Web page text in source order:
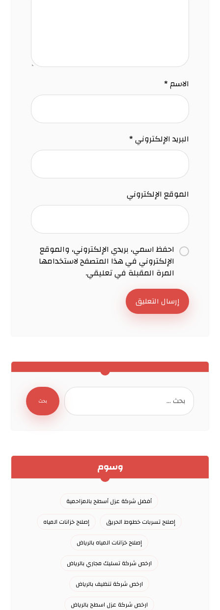
الاسم*
البريد الإلكتروني*
الموقع الإلكتروني
احفظ اسمي، بريدي الإلكتروني، والموقع
الإلكتروني في هذا المتصفح لاستخدامها
المرة المقبلة في تعليقي.
إرسال التعليق
بحث
وسوم
أفضل شركة عزل أسطح بالمزاحمية
إصلاح تسربات خطوط الحريق
إصلاح خزانات المياه
إصلاح خزانات المياه بالرياض
ارخص شركة تسليك مجاري بالرياض
ارخص شركة تنظيف بالرياض
ارخص شركة عزل اسطح بالرياض